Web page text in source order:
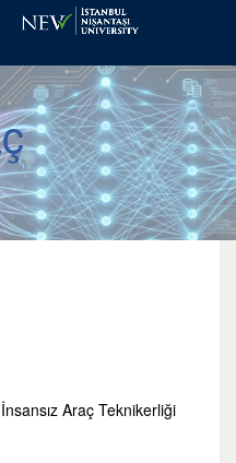
Araç Teknikerliği